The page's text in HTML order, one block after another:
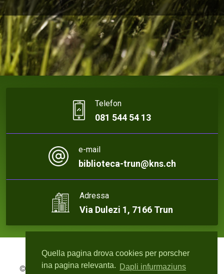
Quella pagina drova cookies per porscher
ina pagina relevanta. Dapli infurmaziuns
Telefon
081 544 54 13
e-mail
biblioteca-trun@kns.ch
Adressa
Via Dulezi 1, 7166 Trun
© 2026 Biblioteca Trun | Webdesign:rute4.ch - Roger